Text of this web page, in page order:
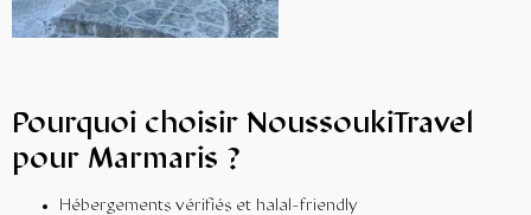
Pourquoi choisir NoussoukiTravel
pour Marmaris ?
Hébergements vérifiés et halal-friendly